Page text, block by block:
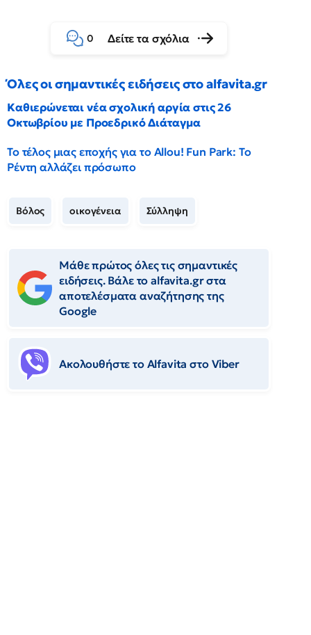
0 Δείτε τα σχόλια
Όλες οι σημαντικές ειδήσεις στο alfavita.gr
Καθιερώνεται νέα σχολική αργία στις 26
Οκτωβρίου με Προεδρικό Διάταγμα
Το τέλος μιας εποχής για το Allou! Fun Park: Το
Ρέντη αλλάζει πρόσωπο
Βόλος οικογένεια Σύλληψη
Μάθε πρώτος όλες τις σημαντικές
ειδήσεις. Βάλε το alfavita.gr στα
αποτελέσματα αναζήτησης της
Google
Ακολουθήστε το Αlfavita στο Viber